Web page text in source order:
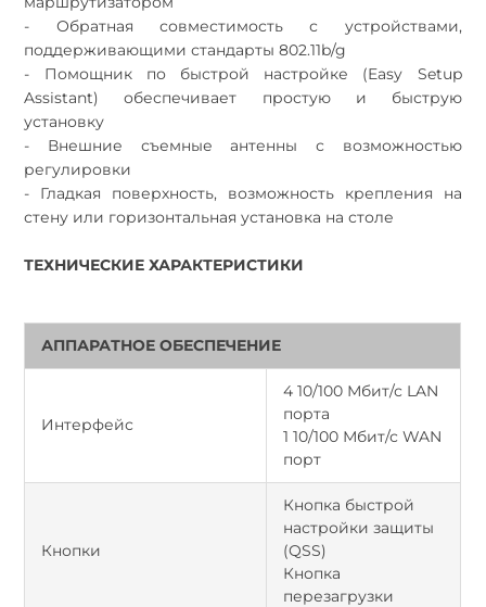
- Обратная совместимость с устройствами,
поддерживающими стандарты 802.11b/g
- Помощник по быстрой настройке (Easy Setup
Assistant) обеспечивает простую и быструю
установку
- Внешние съемные антенны с возможностью
регулировки
- Гладкая поверхность, возможность крепления на
стену или горизонтальная установка на столе
ТЕХНИЧЕСКИЕ ХАРАКТЕРИСТИКИ
АППАРАТНОЕ ОБЕСПЕЧЕНИЕ
Интерфейс
4 10/100 Мбит/с LAN
порта
1 10/100 Мбит/с WAN
порт
Кнопки
Кнопка быстрой
настройки защиты
(QSS)
Кнопка
перезагрузки